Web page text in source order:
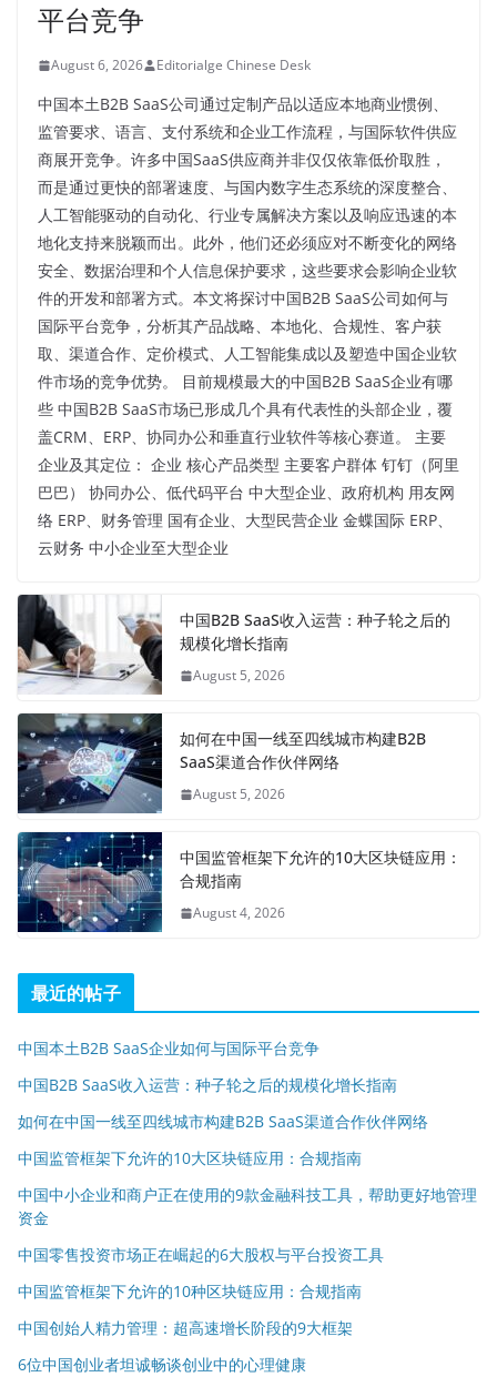
平台竞争
August 6, 2026 Editorialge Chinese Desk
中国本土B2B SaaS公司通过定制产品以适应本地商业惯例、
监管要求、语言、支付系统和企业工作流程，与国际软件供应
商展开竞争。许多中国SaaS供应商并非仅仅依靠低价取胜，
而是通过更快的部署速度、与国内数字生态系统的深度整合、
人工智能驱动的自动化、行业专属解决方案以及响应迅速的本
地化支持来脱颖而出。此外，他们还必须应对不断变化的网络
安全、数据治理和个人信息保护要求，这些要求会影响企业软
件的开发和部署方式。本文将探讨中国B2B SaaS公司如何与
国际平台竞争，分析其产品战略、本地化、合规性、客户获
取、渠道合作、定价模式、人工智能集成以及塑造中国企业软
件市场的竞争优势。 目前规模最大的中国B2B SaaS企业有哪
些 中国B2B SaaS市场已形成几个具有代表性的头部企业，覆
盖CRM、ERP、协同办公和垂直行业软件等核心赛道。 主要
企业及其定位： 企业 核心产品类型 主要客户群体 钉钉（阿里
巴巴） 协同办公、低代码平台 中大型企业、政府机构 用友网
络 ERP、财务管理 国有企业、大型民营企业 金蝶国际 ERP、
云财务 中小企业至大型企业
中国B2B SaaS收入运营：种子轮之后的
规模化增长指南
August 5, 2026
如何在中国一线至四线城市构建B2B
SaaS渠道合作伙伴网络
August 5, 2026
中国监管框架下允许的10大区块链应用：
合规指南
August 4, 2026
最近的帖子
中国本土B2B SaaS企业如何与国际平台竞争
中国B2B SaaS收入运营：种子轮之后的规模化增长指南
如何在中国一线至四线城市构建B2B SaaS渠道合作伙伴网络
中国监管框架下允许的10大区块链应用：合规指南
中国中小企业和商户正在使用的9款金融科技工具，帮助更好地管理
资金
中国零售投资市场正在崛起的6大股权与平台投资工具
中国监管框架下允许的10种区块链应用：合规指南
中国创始人精力管理：超高速增长阶段的9大框架
6位中国创业者坦诚畅谈创业中的心理健康